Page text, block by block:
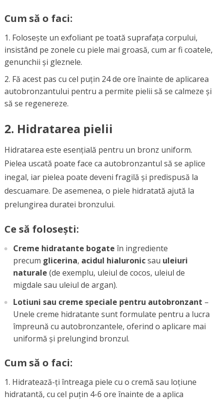
Cum să o faci:
Folosește un exfoliant pe toată suprafața corpului,
insistând pe zonele cu piele mai groasă, cum ar fi coatele,
genunchii și gleznele.
Fă acest pas cu cel puțin 24 de ore înainte de aplicarea
autobronzantului pentru a permite pielii să se calmeze și
să se regenereze.
2. Hidratarea pielii
Hidratarea este esențială pentru un bronz uniform.
Pielea uscată poate face ca autobronzantul să se aplice
inegal, iar pielea poate deveni fragilă și predispusă la
descuamare. De asemenea, o piele hidratată ajută la
prelungirea duratei bronzului.
Ce să folosești:
Creme hidratante bogate în ingrediente
precum glicerina, acidul hialuronicsau uleiuri
naturale (de exemplu, uleiul de cocos, uleiul de
migdale sau uleiul de argan).
Lotiuni sau creme speciale pentru autobronzant –
Unele creme hidratante sunt formulate pentru a lucra
împreună cu autobronzantele, oferind o aplicare mai
uniformă și prelungind bronzul.
Cum să o faci:
Hidratează-ți întreaga piele cu o cremă sau loțiune
hidratantă, cu cel puțin 4-6 ore înainte de a aplica